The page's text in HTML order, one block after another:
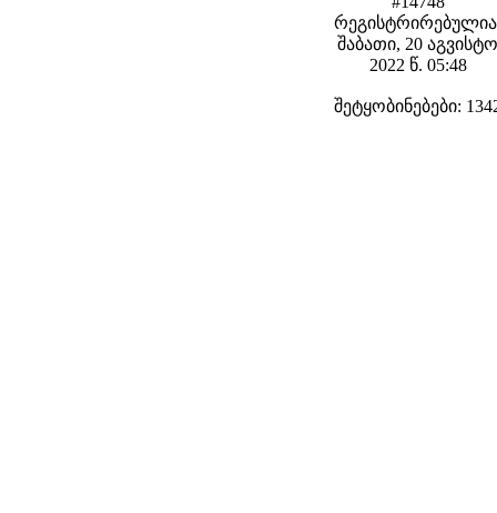
შაბათი, 20 აგვისტო
2022 წ. 05:48
შეტყობინებები: